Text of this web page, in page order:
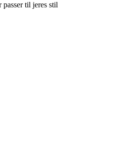
til jeres stil